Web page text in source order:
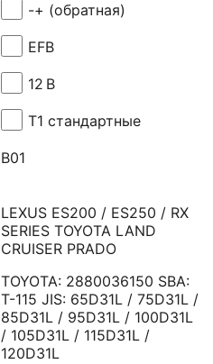
-+ (обратная)
EFB
12 В
Т1 стандартные
B01
LEXUS ES200 / ES250 / RX
SERIES TOYOTA LAND
CRUISER PRADO
TOYOTA: 2880036150 SBA:
T-115 JIS: 65D31L / 75D31L /
85D31L / 95D31L / 100D31L
/ 105D31L / 115D31L /
120D31L